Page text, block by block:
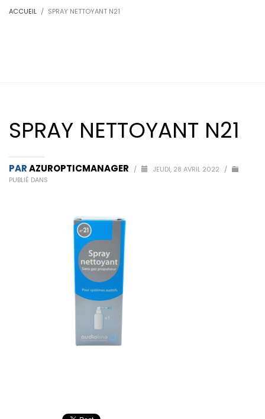
ACCUEIL SPRAY NETTOYANT N21
SPRAY NETTOYANT N21
PARAZUROPTICMANAGER / JEUDI, 28 AVRIL 2022
/
PUBLIÉ DANS